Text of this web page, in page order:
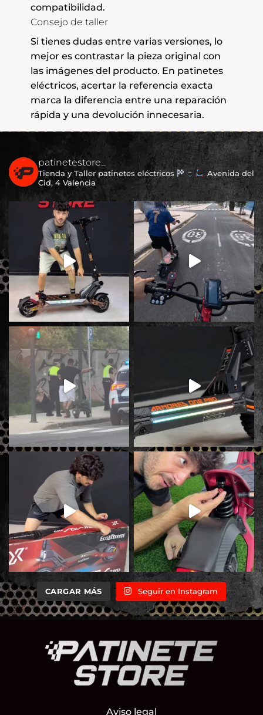
compatibilidad.
Consejo de taller
Si tienes dudas entre varias versiones, lo
mejor es contrastar la pieza original con
las imágenes del producto. En patinetes
eléctricos, acertar la referencia exacta
marca la diferencia entre una reparación
rápida y una devolución innecesaria.
patinetestore_
Tienda y Taller patinetes eléctricos
Avenida del
Cid, 4 Valencia
CARGAR MÁS Seguir en Instagram
Aviso legal